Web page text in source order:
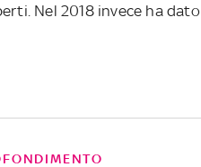
Nel 2018 invece ha